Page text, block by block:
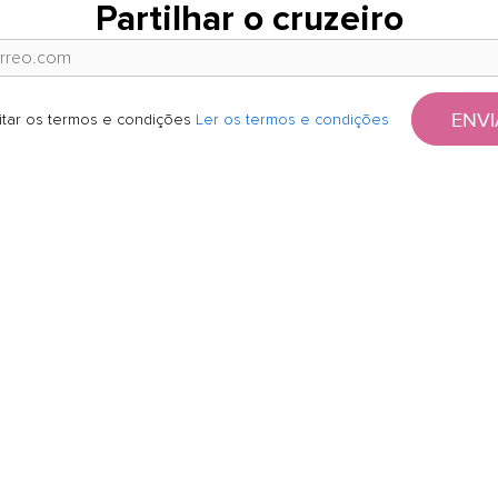
Partilhar o cruzeiro
os termos e condições Ler os termos e condições